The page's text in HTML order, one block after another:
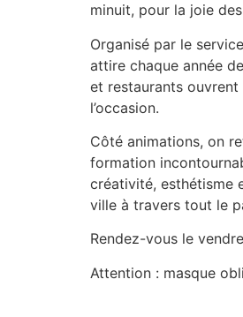
minuit, pour la joie
Organisé par le
attire chaque année
et restaurants
l’occasion.
Côté animations, on
formation
créativité, esthétisme
ville à travers tout le
Rendez-vous le
Attention : masque